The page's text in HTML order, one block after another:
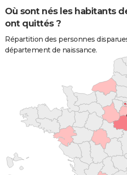
Où sont nés les habitants
ont quittés ?
Répartition des personnes
département de naissance.